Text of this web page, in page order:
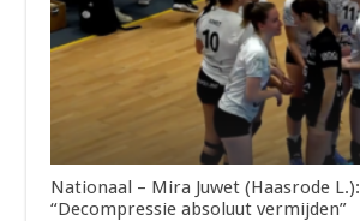
Nationaal – Mira Juwet (Haasrode L.):
“Decompressie absoluut vermijden”